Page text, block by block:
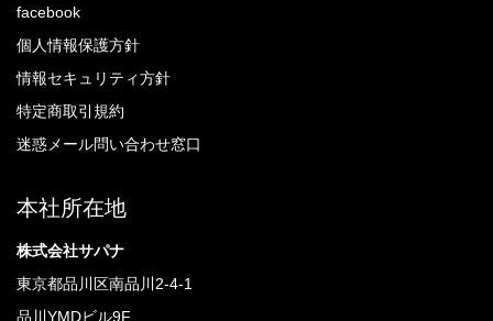
facebook
個人情報保護方針
情報セキュリティ方針
特定商取引規約
迷惑メール問い合わせ窓口
本社所在地
株式会社サパナ
東京都品川区南品川2-4-1
品川YMDビル9F